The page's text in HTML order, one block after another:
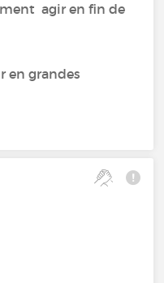
agir en fin de
en grandes